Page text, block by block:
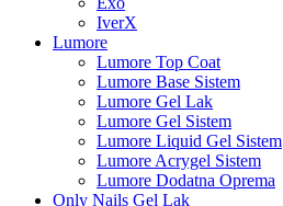
IverX
Lumore
Lumore Top Coat
Lumore Base Sistem
Lumore Gel Lak
Lumore Gel Sistem
Lumore Liquid Gel Sistem
Lumore Acrygel Sistem
Lumore Dodatna Oprema
Only Nails Gel Lak